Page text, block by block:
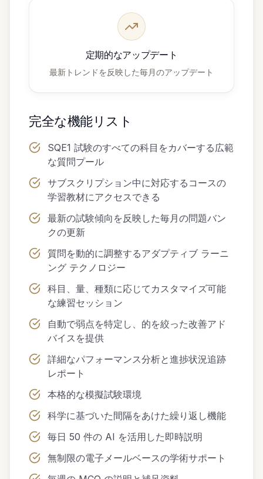
定期的なアップデート
最新トレンドを反映した毎月のアップデート
完全な機能リスト
SQE1 試験のすべての科目をカバーする広範
な質問プール
サブスクリプション中に対応するコースの
学習教材にアクセスできる
最新の試験傾向を反映した毎月の問題バン
クの更新
質問を動的に調整するアダプティブ ラーニ
ング テクノロジー
科目、量、種類に応じてカスタマイズ可能
な練習セッション
自動で弱点を特定し、的を絞った改善アド
バイスを提供
詳細なパフォーマンス分析と進捗状況追跡
レポート
本格的な模擬試験環境
科学に基づいた間隔をあけた繰り返し機能
毎日 50 件の AI を活用した即時説明
無制限の電子メールベースの学術サポート